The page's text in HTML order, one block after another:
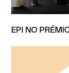
EPI NO